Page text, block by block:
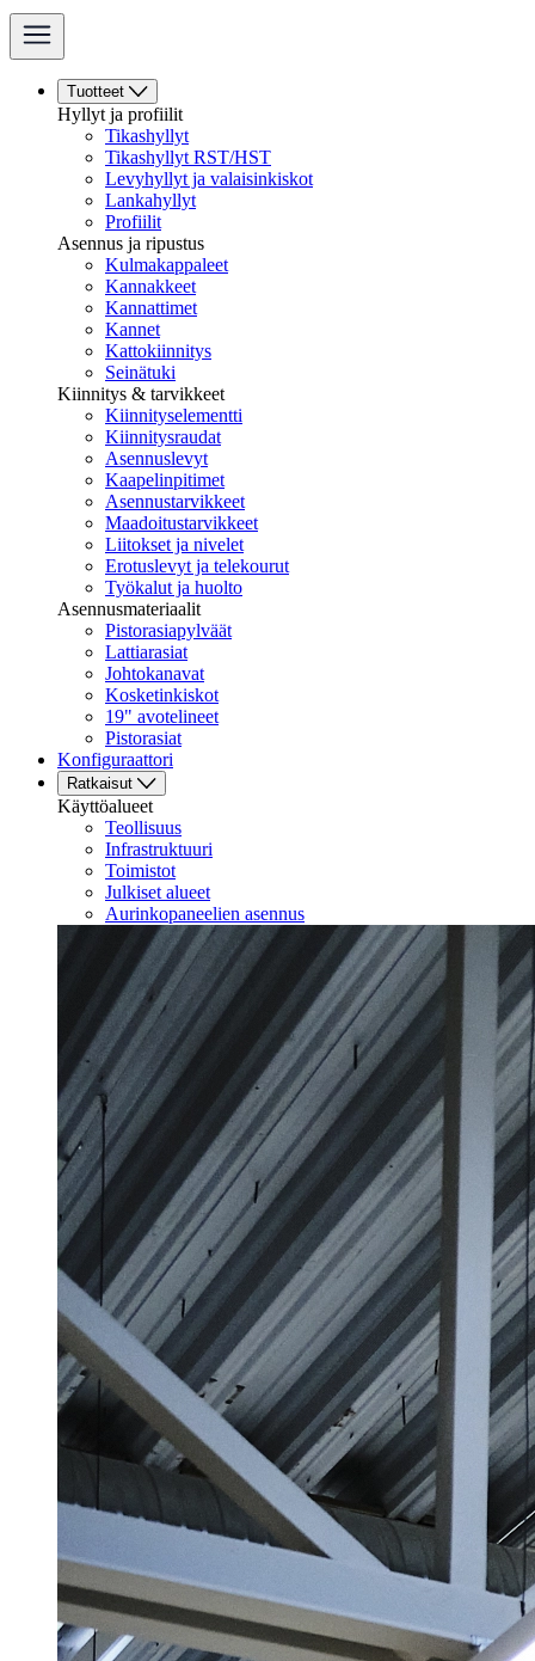
Tuotteet
Hyllyt ja profiilit
Tikashyllyt
Tikashyllyt RST/HST
Levyhyllyt ja valaisinkiskot
Lankahyllyt
Profiilit
Asennus ja ripustus
Kulmakappaleet
Kannakkeet
Kannattimet
Kannet
Kattokiinnitys
Seinätuki
Kiinnitys & tarvikkeet
Kiinnityselementti
Kiinnitysraudat
Asennuslevyt
Kaapelinpitimet
Asennustarvikkeet
Maadoitustarvikkeet
Liitokset ja nivelet
Erotuslevyt ja telekourut
Työkalut ja huolto
Asennusmateriaalit
Pistorasiapylväät
Lattiarasiat
Johtokanavat
Kosketinkiskot
19" avotelineet
Pistorasiat
Konfiguraattori
Ratkaisut
Käyttöalueet
Teollisuus
Infrastruktuuri
Toimistot
Julkiset alueet
Aurinkopaneelien asennus